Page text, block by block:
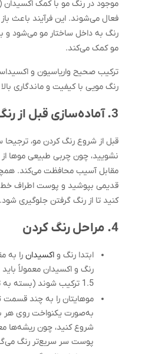
موجود در رنگ مو با کمک اکسیدان
فعال می‌شوند. این فرآیند باعث
رنگ به داخل ساختار مو می‌شود و
مو کمک می‌کند.
ترکیب صحیح واریاسیون و
رنگ مویی با کیفیت و ماندگاری
3. آماده‌سازی قبل از رنگ
قبل از شروع رنگ کردن مو، ترجیحا
نشویید، چون چربی طبیعی موها
مقابل آسیب محافظت می‌کند.
قدیمی بپوشید و پوست اطراف خط
کنید تا از رنگ گرفتن جلوگیری شود.
4. مراحل رنگ کردن
ابتدا رنگ و اکسیدان را به
1.5 ترکیب شوند (بسته به توصیه تولیدکننده).
موهایتان را به چند قسمت
به‌صورت یکنواخت روی هر
شروع کنید، چون ریشه‌ها
پوست سر سریع‌تر رنگ